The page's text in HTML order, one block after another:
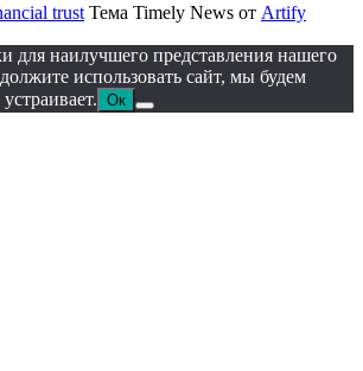
trust Тема Timely News от Artify
для наилучшего представления нашего
использовать сайт, мы будем
Ок